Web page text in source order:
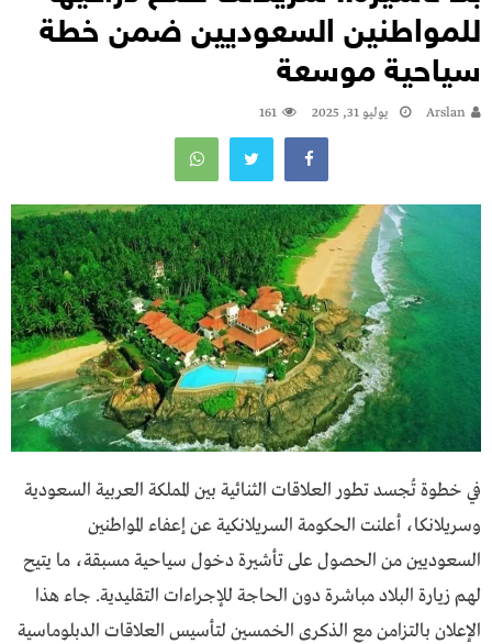
للمواطنين السعوديين ضمن خطة
سياحية موسعة
Arslan يوليو 31, 2025 161
في خطوة تُجسد تطور العلاقات الثنائية بين المملكة العربية السعودية
وسريلانكا، أعلنت الحكومة السريلانكية عن إعفاء المواطنين
السعوديين من الحصول على تأشيرة دخول سياحية مسبقة، ما يتيح
لهم زيارة البلاد مباشرة دون الحاجة للإجراءات التقليدية. جاء هذا
الإعلان بالتزامن مع الذكرى الخمسين لتأسيس العلاقات الدبلوماسية